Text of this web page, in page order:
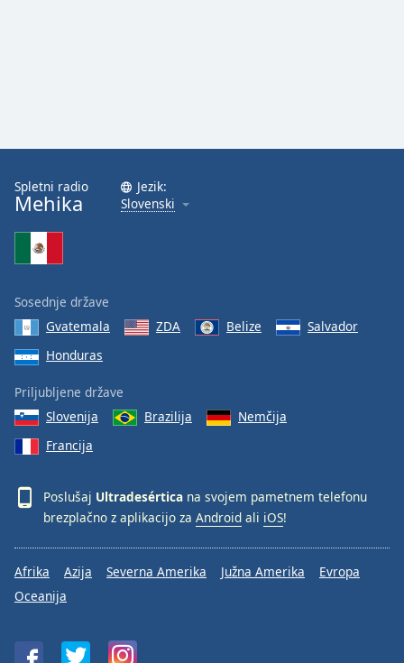
Spletni radio
Mehika
Jezik:
Slovenski
Sosednje države
Gvatemala
ZDA Belize
Salvador
Honduras
Priljubljene države
Slovenija
Brazilija
Nemčija
Francija
Poslušaj Ultradesértica na svojem pametnem telefonu
brezplačno z aplikacijo za Android ali iOS!
Afrika Azija Severna Amerika Južna Amerika
Evropa
Oceanija